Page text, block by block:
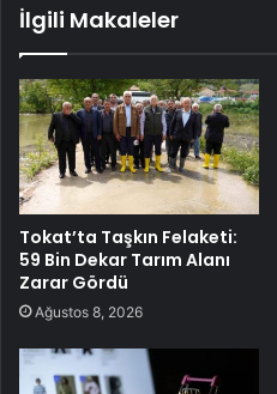
İlgili Makaleler
Tokat’ta Taşkın Felaketi:
59 Bin Dekar Tarım Alanı
Zarar Gördü
Ağustos 8, 2026